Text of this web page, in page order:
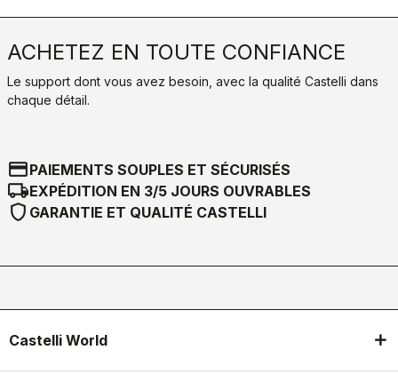
ACHETEZ EN TOUTE CONFIANCE
Le support dont vous avez besoin, avec la qualité Castelli dans
chaque détail.
credit_cardPAIEMENTS SOUPLES ET SÉCURISÉS
local_shippingEXPÉDITION EN 3/5 JOURS OUVRABLES
shield GARANTIE ET QUALITÉ CASTELLI
Castelli World